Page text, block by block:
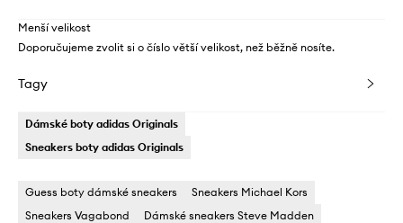
Menší velikost
Doporučujeme zvolit si o číslo větší velikost, než běžně nosíte.
Tagy
Dámské boty adidas Originals
Sneakers boty adidas Originals
Guess boty dámské sneakers
Sneakers Michael Kors
Sneakers Vagabond
Dámské sneakers Steve Madden